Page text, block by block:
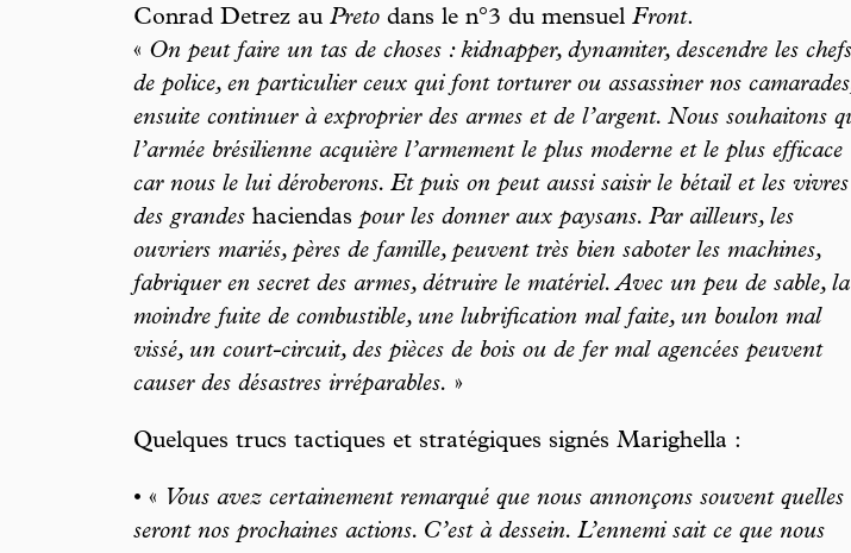
Conrad Detrez au Preto dans le n°3 du mensuel Front.
« On peut faire un tas de choses : kidnapper, dynamiter, descendre les chefs
de police, en particulier ceux qui font torturer ou assassiner nos
ensuite continuer à exproprier des armes et de l’argent. Nous souhaitons
l’armée brésilienne acquière l’armement le plus moderne et le plus efficace
car nous le lui déroberons. Et puis on peut aussi saisir le bétail et les vivres
des grandes haciendas pour les donner aux paysans. Par ailleurs, les
ouvriers mariés, pères de famille, peuvent très bien saboter les machines,
fabriquer en secret des armes, détruire le matériel. Avec un peu de sable, la
moindre fuite de combustible, une lubrification mal faite, un boulon mal
vissé, un court-circuit, des pièces de bois ou de fer mal agencées peuvent
causer des désastres irréparables. »
Quelques trucs tactiques et stratégiques signés Marighella :
• « Vous avez certainement remarqué que nous annonçons souvent quelles
seront nos prochaines actions. C’est à dessein. L’ennemi sait ce que nous